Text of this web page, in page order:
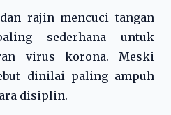
rajin mencuci tangan
sederhana untuk
virus korona. Meski
dinilai paling ampuh
disiplin.